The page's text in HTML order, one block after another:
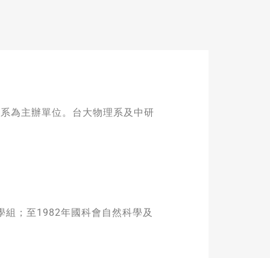
為主辦單位。台大物理系及中研
；至1982年國科會自然科學及